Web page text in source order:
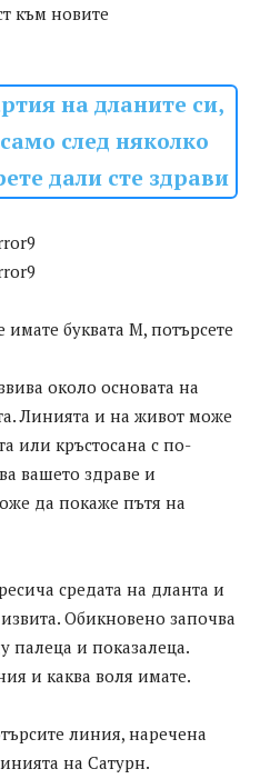
към новите
на дланите си,
след няколко
дали сте здрави
буквата М, потърсете
около основата на
Линията и на живот може
или кръстосана с по-
вашето здраве и
да покаже пътя на
средата на дланта и
Обикновено започва
палеца и показалеца.
и каква воля имате.
линия, наречена
на Сатурн.